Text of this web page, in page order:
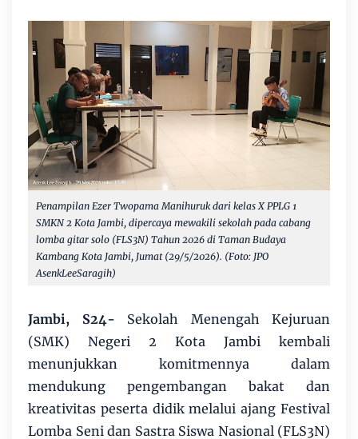
Penampilan Ezer Twopama Manihuruk dari kelas X PPLG 1
SMKN 2 Kota Jambi, dipercaya mewakili sekolah pada cabang
lomba gitar solo (FLS3N) Tahun 2026 di Taman Budaya
Kambang Kota Jambi, Jumat (29/5/2026). (Foto: JPO
AsenkLeeSaragih)
Jambi, S24- Sekolah Menengah Kejuruan
(SMK) Negeri 2 Kota Jambi kembali
menunjukkan komitmennya dalam
mendukung pengembangan bakat dan
kreativitas peserta didik melalui ajang Festival
Lomba Seni dan Sastra Siswa Nasional (FLS3N)